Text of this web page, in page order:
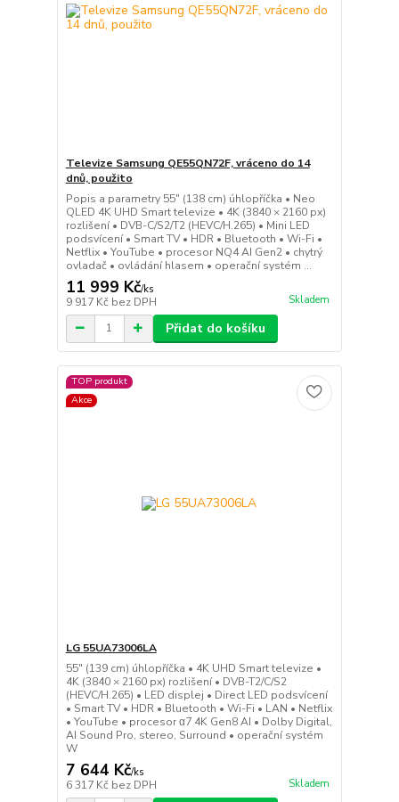
Televize Samsung QE55QN72F, vráceno do 14
dnů, použito
Popis a parametry 55" (138 cm) úhlopříčka • Neo
QLED 4K UHD Smart televize • 4K (3840 × 2160 px)
rozlišení • DVB-C/S2/T2 (HEVC/H.265) • Mini LED
podsvícení • Smart TV • HDR • Bluetooth • Wi-Fi •
Netflix • YouTube • procesor NQ4 AI Gen2 • chytrý
ovladač • ovládání hlasem • operační systém ...
11 999 Kč/ks
9 917 Kč bez DPH Skladem
Přidat do košíku
TOP produkt
Akce
LG 55UA73006LA
55" (139 cm) úhlopříčka • 4K UHD Smart televize •
4K (3840 × 2160 px) rozlišení • DVB-T2/C/S2
(HEVC/H.265) • LED displej • Direct LED podsvícení
• Smart TV • HDR • Bluetooth • Wi-Fi • LAN • Netflix
• YouTube • procesor α7 4K Gen8 AI • Dolby Digital,
AI Sound Pro, stereo, Surround • operační systém
W
7 644 Kč/ks
6 317 Kč bez DPH Skladem